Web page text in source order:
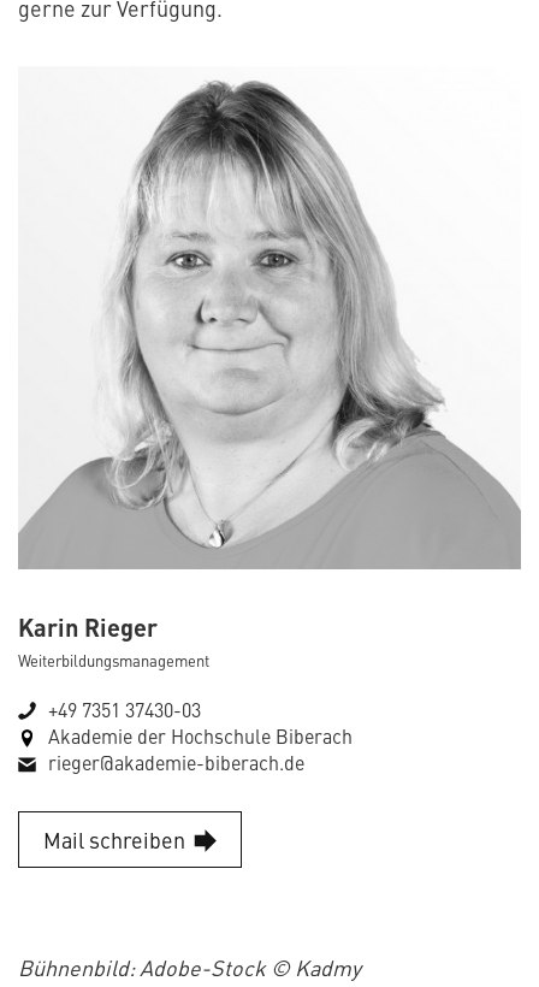
gerne zur Verfügung.
Karin Rieger
Weiterbildungsmanagement
+49 7351 37430-03
Akademie der Hochschule Biberach
rieger@akademie-biberach.de
Mail schreiben
Bühnenbild: Adobe-Stock © Kadmy